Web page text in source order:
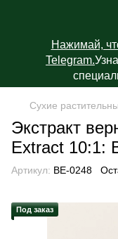
Нажимай,
Telegram.
Сухие
Экстракт
Extract 10:1:
Артикул: BE-0248
Под заказ